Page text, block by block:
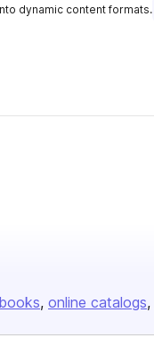
dynamic content formats.
online catalogs